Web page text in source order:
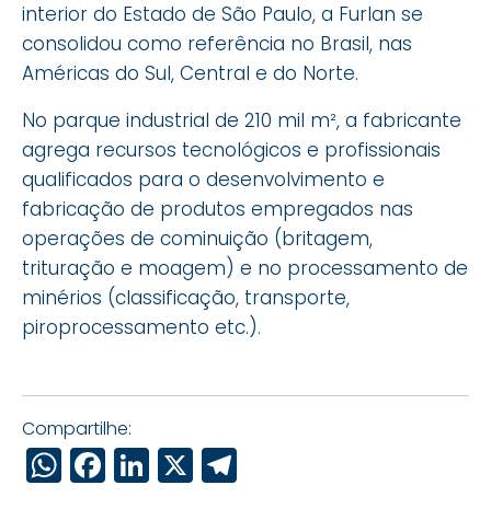
interior do Estado de São Paulo, a Furlan se
consolidou como referência no Brasil, nas
Américas do Sul, Central e do Norte.
No parque industrial de 210 mil m², a fabricante
agrega recursos tecnológicos e profissionais
qualificados para o desenvolvimento e
fabricação de produtos empregados nas
operações de cominuição (britagem,
trituração e moagem) e no processamento de
minérios (classificação, transporte,
piroprocessamento etc.).
Compartilhe:
WhatsApp
Facebook
LinkedIn
X